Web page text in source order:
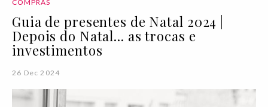
COMPRAS
Guia de presentes de Natal 2024 |
Depois do Natal... as trocas e
investimentos
26 Dec 2024